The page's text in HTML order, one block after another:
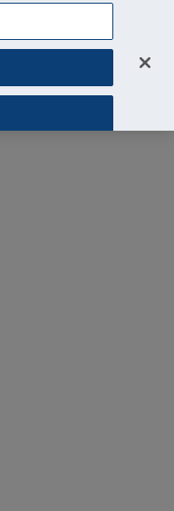
Accedi all'area riservata